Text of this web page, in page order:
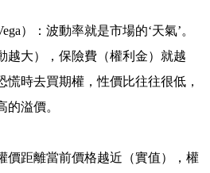
）
：波動率就是市場的‘天氣’。
越大），保險費（權利金）就越
慌時去買期權，性價比往往很低，
的溢價。
價距離當前價格越近（實值），權